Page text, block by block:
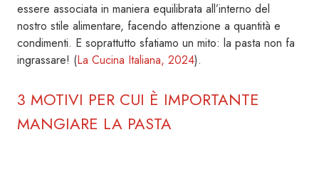
essere associata in maniera equilibrata all’interno del
nostro stile alimentare, facendo attenzione a quantità e
condimenti. E soprattutto sfatiamo un mito: la pasta non fa
ingrassare! (La Cucina Italiana, 2024).
3 MOTIVI PER CUI È IMPORTANTE
MANGIARE LA PASTA